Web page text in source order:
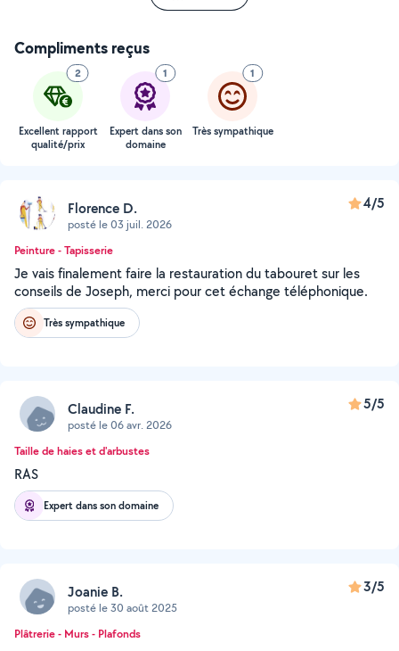
Compliments reçus
2
Excellent rapport
qualité/prix
1
Expert dans son
domaine
1
Très sympathique
Florence D.
posté le 03 juil. 2026
4/5
Peinture - Tapisserie
Je vais finalement faire la restauration du tabouret sur les
conseils de Joseph, merci pour cet échange téléphonique.
Très sympathique
Claudine F.
posté le 06 avr. 2026
5/5
Taille de haies et d'arbustes
RAS
Expert dans son domaine
Joanie B.
posté le 30 août 2025
3/5
Plâtrerie - Murs - Plafonds